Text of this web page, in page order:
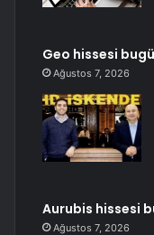
Geo hissesi
Ağustos 7, 2026
Aurubis hissesi
Ağustos 7, 2026